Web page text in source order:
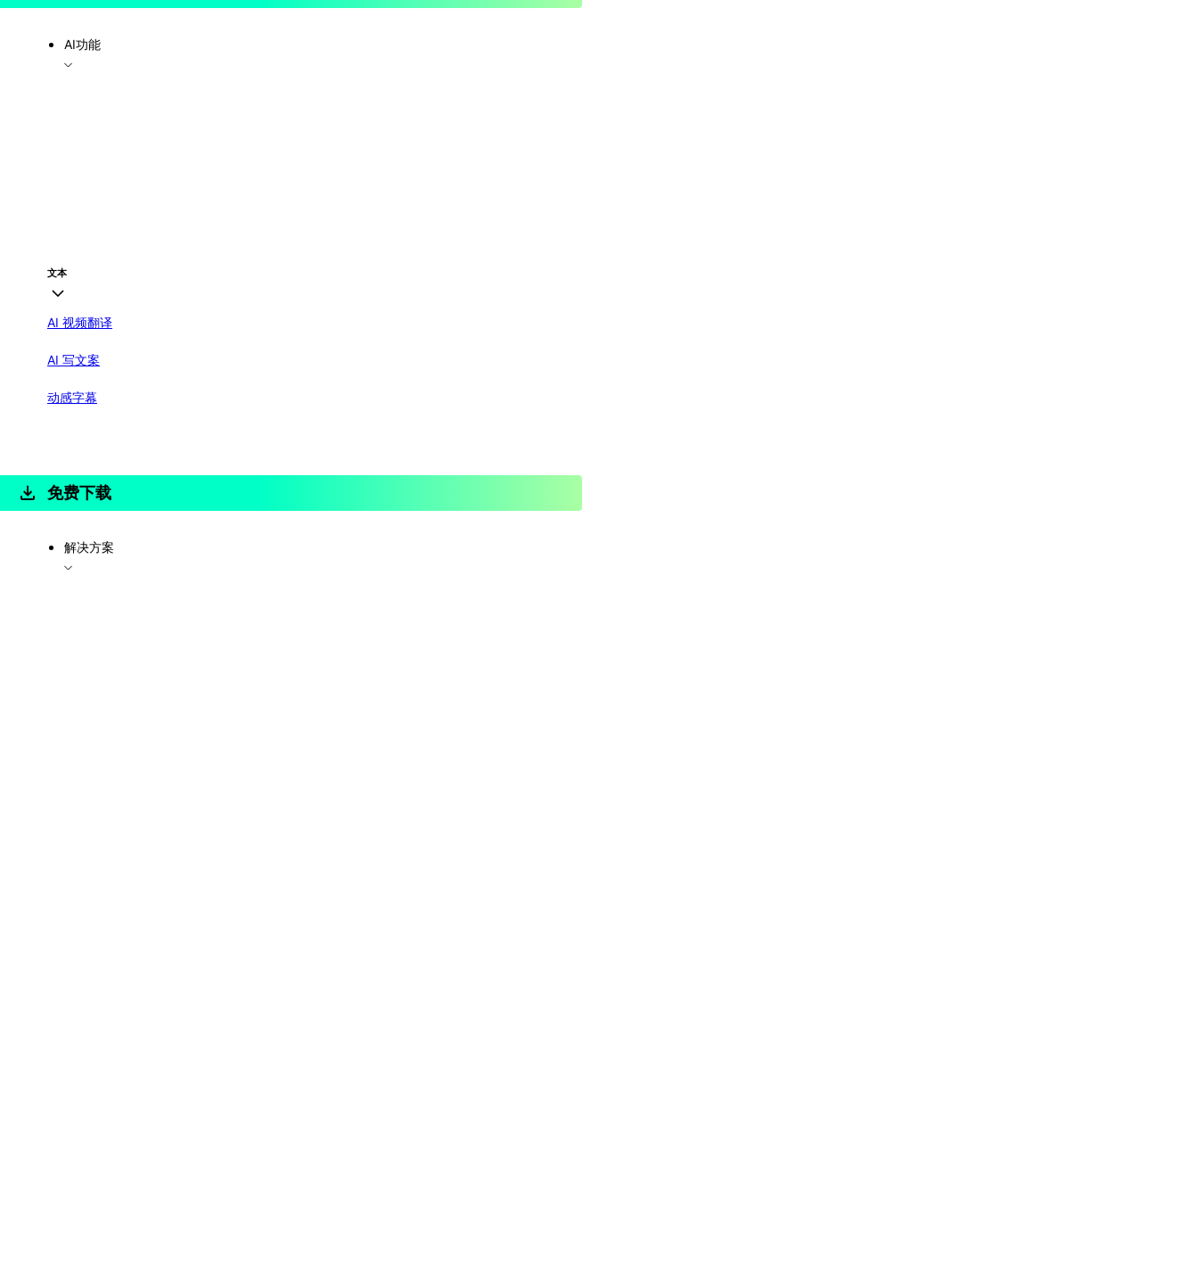
AI功能
文本
AI 视频翻译
AI 写文案
动感字幕
免费下载
解决方案